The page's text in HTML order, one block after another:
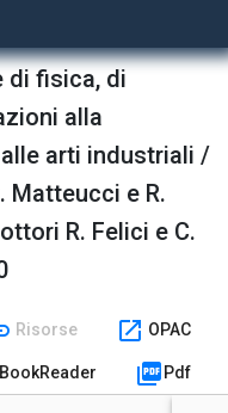
di fisica, di
alla
arti industriali /
Matteucci e R.
R. Felici e C.
Risorse open_in_new OPAC
BookReader picture_as_pdf Pdf
/ A. Riccò.
si abbia sviluppo di
E. Fossati, C. Somigliana
vetro, dovuto allo strato
memoria del dott. Pietro
formole di Maxwell /
esatta dei pesi
vetro, dovuto allo strato